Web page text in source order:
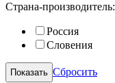
Страна-производитель:
Россия
Словения
Сбросить